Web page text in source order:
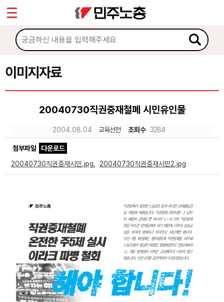
이미지자료
20040730직권중재철폐 시민유인물
2004.08.04 교육선전 조회수 3284
첨부파일
다운로드
20040730직권중재시민.jpg
20040730직권중재시민2.jpg
마이페이지
소개
소식
문서자료
카드뉴스
부설기관
업무
Sketchbook5, 스케치북5
Sketchbook5, 스케치북5